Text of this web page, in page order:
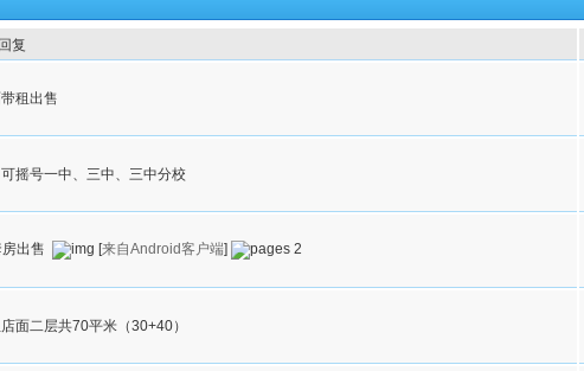
复
租出售
摇号一中、三中、三中分校
出售 [来自Android客户端] 2
面二层共70平米（30+40）